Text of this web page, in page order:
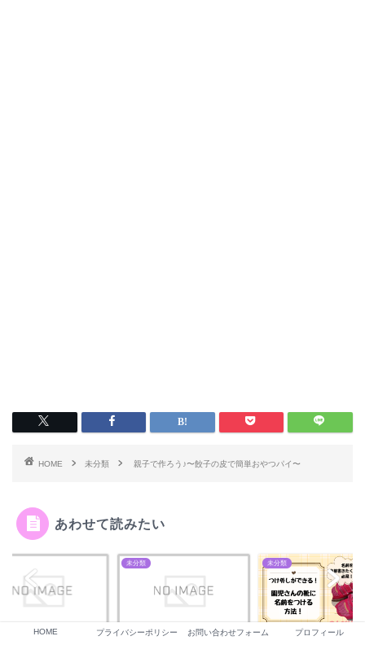
HOME 未分類 親子で作ろう♪〜餃子の皮で簡単おやつパイ〜
あわせて読みたい
呂で水あそびのスス
未分類
【名前を直接書きたくな
未分類
６月４日〜１０日は
HOME プライバシーポリシー お問い合わせフォーム プロフィール